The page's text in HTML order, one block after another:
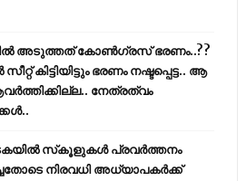
അടുത്തത് കോൺഗ്രസ് ഭരണം..??
കിട്ടിയിട്ടും ഭരണം നഷ്ടപ്പെട്ട.. ആ
നേത്രത്വം
സ്‌കൂളുകള്‍ പ്രവര്‍ത്തനം
നിരവധി അധ്യാപകര്‍ക്ക്